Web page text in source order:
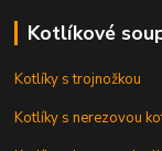
Kotlíkové
Kotlíky s trojnožkou
Kotlíky s nerezovou